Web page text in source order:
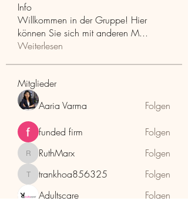
Info
Willkommen in der Gruppe! Hier
können Sie sich mit anderen M...
Weiterlesen
Mitglieder
Aaria Varma
Folgen
funded firm Folgen
RuthMarx
RuthMarx Folgen
trankhoa856325
trankhoa856325
Folgen
Adultscare
Folgen